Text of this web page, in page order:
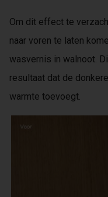
Om dit effect te
naar voren te laten
wasvernis in walnoot.
resultaat dat de
warmte toevoegt.